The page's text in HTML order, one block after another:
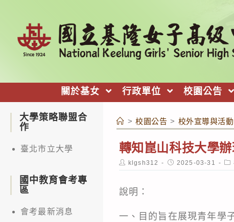
關於基女 行政單位 校園公告
> 校園公告 > 校外宣導與活動
轉知崑山科技大學
Post
author:
klgsh312
Post
published:
2025-03-31
說明：
一、目的旨在展現青年學
大學策略聯盟合
作
臺北市立大學
國中教育會考專
區
會考最新消息